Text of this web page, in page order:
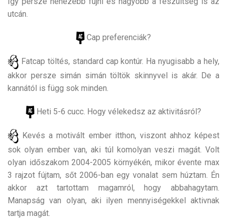
utcán.
Cap preferenciák?
Fatcap töltés, standard cap kontúr. Ha nyugisabb a hely,
akkor persze simán simán töltök skinnyvel is akár. De a
kannától is függ sok minden.
Heti 5-6 cucc. Hogy vélekedsz az aktivitásról?
Kevés a motivált ember itthon, viszont ahhoz képest
sok olyan ember van, aki túl komolyan veszi magát. Volt
olyan időszakom 2004-2005 környékén, mikor évente max
3 rajzot fújtam, sőt 2006-ban egy vonalat sem húztam. Én
akkor azt tartottam magamról, hogy abbahagytam.
Manapság van olyan, aki ilyen mennyiségekkel aktivnak
tartja magát.